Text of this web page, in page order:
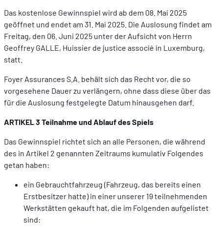
Auf unserer Website suchen
DEFREN
Das kostenlose Gewinnspiel wird ab dem 08. Mai 2025
geöffnet und endet am 31. Mai 2025. Die Auslosung findet am
Freitag, den 06. Juni 2025 unter der Aufsicht von Herrn
Geoffrey GALLE, Huissier de justice associé in Luxemburg,
statt.
Foyer Assurances S.A. behält sich das Recht vor, die so
vorgesehene Dauer zu verlängern, ohne dass diese über das
für die Auslosung festgelegte Datum hinausgehen darf.
ARTIKEL 3 Teilnahme und Ablauf des Spiels
Das Gewinnspiel richtet sich an alle Personen, die während
des in Artikel 2 genannten Zeitraums kumulativ Folgendes
getan haben:
ein Gebrauchtfahrzeug (Fahrzeug, das bereits einen
Erstbesitzer hatte) in einer unserer 19 teilnehmenden
Werkstätten gekauft hat, die im Folgenden aufgelistet
sind: